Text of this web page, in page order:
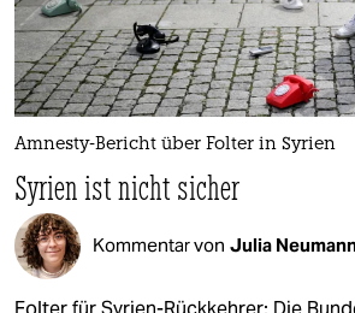
Amnesty-Bericht über Folter in Syrien
Syrien ist nicht sicher
Kommentar von Julia